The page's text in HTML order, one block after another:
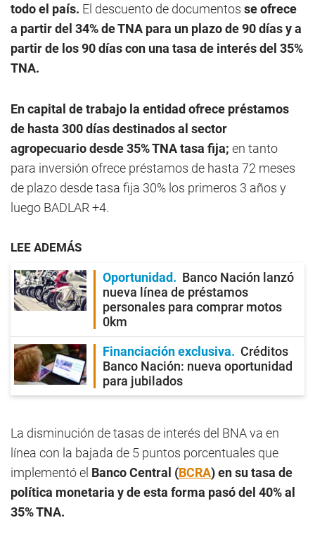
todo el país. El descuento de documentos se ofrece
a partir del 34% de TNA para un plazo de 90 días y a
partir de los 90 días con una tasa de interés del 35%
TNA.
En capital de trabajo la entidad ofrece préstamos
de hasta 300 días destinados al sector
agropecuario desde 35% TNA tasa fija; en tanto
para inversión ofrece préstamos de hasta 72 meses
de plazo desde tasa fija 30% los primeros 3 años y
luego BADLAR +4.
LEE ADEMÁS
Oportunidad
Banco Nación lanzó
nueva línea de préstamos
personales para comprar motos
0km
Financiación exclusiva
Créditos
Banco Nación: nueva oportunidad
para jubilados
La disminución de tasas de interés del BNA va en
línea con la bajada de 5 puntos porcentuales que
implementó el Banco Central (BCRA) en su tasa de
política monetaria y de esta forma pasó del 40% al
35% TNA.